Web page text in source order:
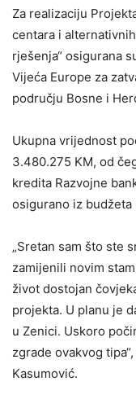
Za realizaciju
centara i
rješenja“ osigurana
Vijeća Europe za
području Bosne i
Ukupna vrijednost
3.480.275 KM, od
kredita Razvojne
osigurano iz budžeta
„Sretan sam što ste
zamijenili novim
život dostojan
projekta. U planu je
u Zenici. Uskoro
zgrade ovakvog
Kasumović.